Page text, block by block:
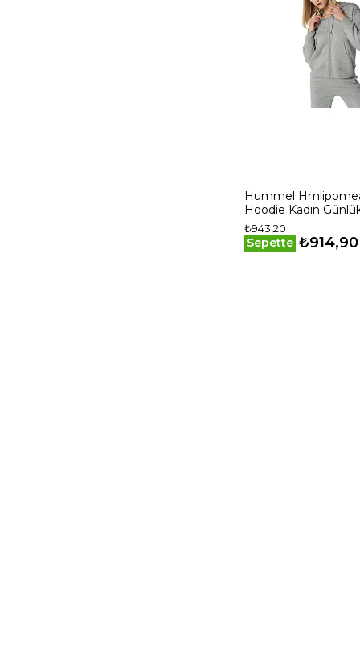
Hummel
Hoodie Kadın
Sweatshirts 921694-
₺943,20
Sepette ₺914,90